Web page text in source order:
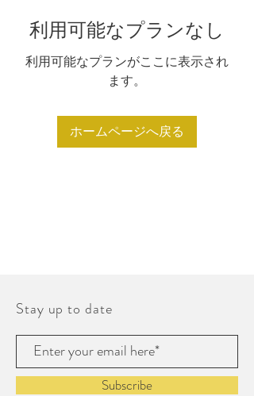
利用可能なプランなし
利用可能なプランがここに表示され
ます。
ホームページへ戻る
Stay up to date
Subscribe